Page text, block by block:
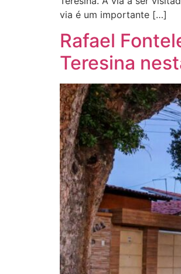
via é um importante […]
Rafael
Teresina